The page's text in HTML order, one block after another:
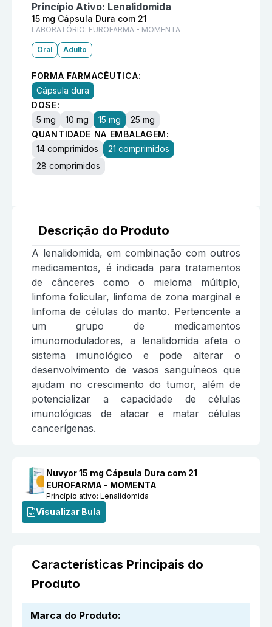
Princípio Ativo: Lenalidomida
15 mg Cápsula Dura com 21
LABORATÓRIO: EUROFARMA - MOMENTA
Oral Adulto
FORMA FARMACÊUTICA:
Cápsula dura
DOSE:
5 mg
10 mg 15 mg
25 mg
QUANTIDADE NA EMBALAGEM:
14 comprimidos
21 comprimidos
28 comprimidos
Descrição do Produto
A lenalidomida, em combinação com outros
medicamentos, é indicada para tratamentos
de cânceres como o mieloma múltiplo,
linfoma folicular, linfoma de zona marginal e
linfoma de células do manto. Pertencente a
um grupo de medicamentos
imunomoduladores, a lenalidomida afeta o
sistema imunológico e pode alterar o
desenvolvimento de vasos sanguíneos que
ajudam no crescimento do tumor, além de
potencializar a capacidade de células
imunológicas de atacar e matar células
cancerígenas.
Nuvyor 15 mg Cápsula Dura com 21
EUROFARMA - MOMENTA
Princípio ativo:Lenalidomida
Visualizar Bula
Características Principais do
Produto
Marca do Produto: